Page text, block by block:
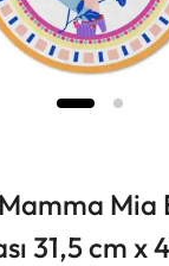
Mia
31,5 cm x